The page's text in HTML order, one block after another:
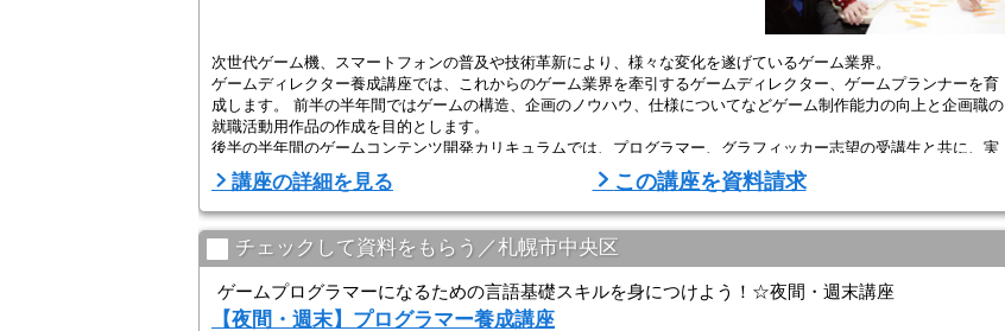
次世代ゲーム機、スマートフォンの普及や技術革新により、様々な変化を遂げているゲーム業界。
ゲームディレクター養成講座では、これからのゲーム業界を牽引するゲームディレクター、ゲームプランナーを育
成します。 前半の半年間ではゲームの構造、企画のノウハウ、仕様についてなどゲーム制作能力の向上と企画職の
就職活動用作品の作成を目的とします。
後半の半年間のゲームコンテンツ開発カリキュラムでは、プログラマー、グラフィッカー志望の受講生と共に、実
際にゲームを作成し、制作の中で技術力の向上とさらに高度な就職活動 ...
講座の詳細を見る この講座を資料請求
チェックして資料をもらう／札幌市中央区
ゲームプログラマーになるための言語基礎スキルを身につけよう！☆夜間・週末講座
【夜間・週末】プログラマー養成講座